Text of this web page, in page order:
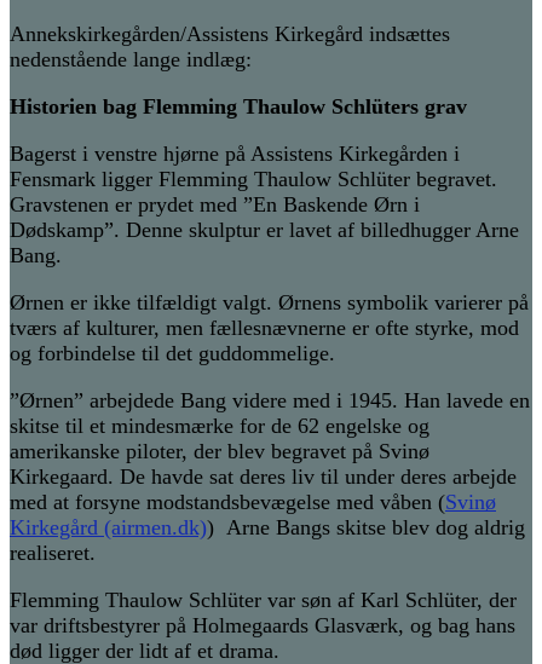
Annekskirkegården/Assistens Kirkegård indsættes
nedenstående lange indlæg:
Historien bag Flemming Thaulow Schlüters grav
Bagerst i venstre hjørne på Assistens Kirkegården i
Fensmark ligger Flemming Thaulow Schlüter begravet.
Gravstenen er prydet med ”En Baskende Ørn i
Dødskamp”. Denne skulptur er lavet af billedhugger Arne
Bang.
Ørnen er ikke tilfældigt valgt. Ørnens symbolik varierer på
tværs af kulturer, men fællesnævnerne er ofte styrke, mod
og forbindelse til det guddommelige.
”Ørnen” arbejdede Bang videre med i 1945. Han lavede en
skitse til et mindesmærke for de 62 engelske og
amerikanske piloter, der blev begravet på Svinø
Kirkegaard. De havde sat deres liv til under deres arbejde
med at forsyne modstandsbevægelse med våben (Svinø
Kirkegård (airmen.dk)) Arne Bangs skitse blev dog aldrig
realiseret.
Flemming Thaulow Schlüter var søn af Karl Schlüter, der
var driftsbestyrer på Holmegaards Glasværk, og bag hans
død ligger der lidt af et drama.